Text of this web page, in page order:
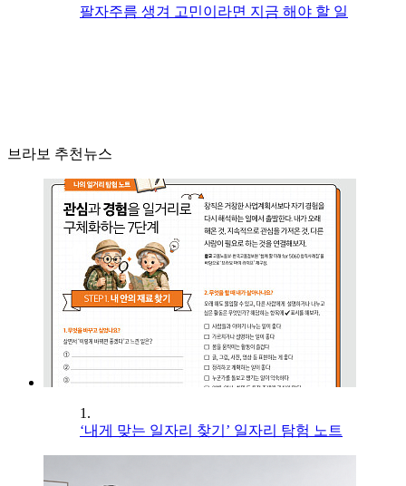
팔자주름 생겨 고민이라면 지금 해야 할 일
브라보 추천뉴스
1.
‘내게 맞는 일자리 찾기’ 일자리 탐험 노트